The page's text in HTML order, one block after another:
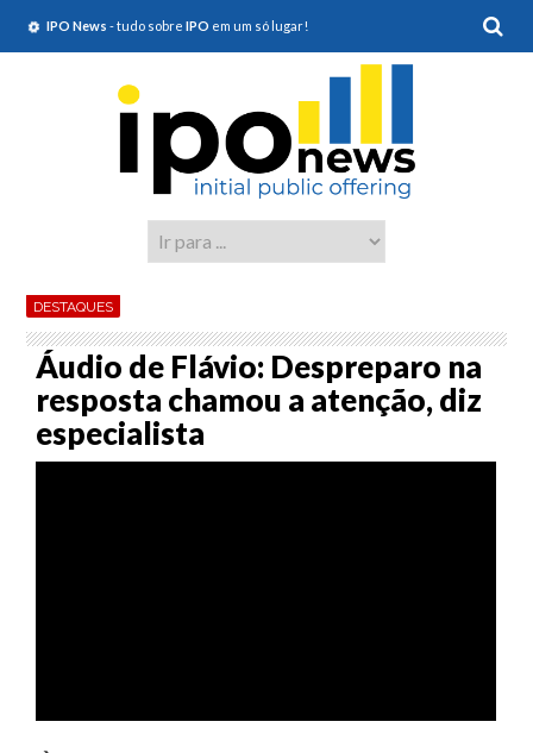
IPO News - tudo sobre IPO em um só lugar!
DESTAQUES
Áudio de Flávio: Despreparo na
resposta chamou a atenção, diz
especialista